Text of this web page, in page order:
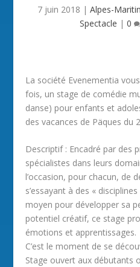
7 juin 2018 | Alpes-
Spectacle | 0
La société Evenementia
fois, un stage de comédie
danse) pour enfants et
des vacances de Päques du
Descriptif : Encadré par des
spécialistes dans leurs
l’occasion, pour chacun, de
s’essayant à des «
moyen pour développer sa
potentiel créatif, ce stage
émotions et apprentissages.
C’est le moment de se
Stage ouvert aux débutants